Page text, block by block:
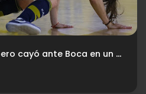
Gustavo Quinteros: "Es urgente incorporar un jugador"